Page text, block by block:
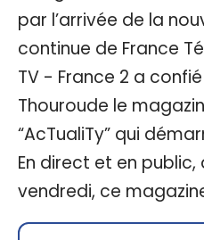
par l’arrivée de la
continue de France
TV - France 2 a
Thouroude le
“AcTualiTy” qui
En direct et en public,
vendredi, ce